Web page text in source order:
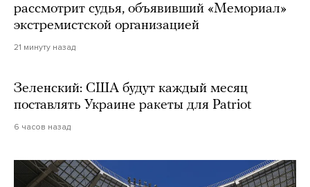
рассмотрит судья, объявивший «Мемориал»
экстремистской организацией
21 минуту назад
Зеленский: США будут каждый месяц
поставлять Украине ракеты для Patriot
6 часов назад